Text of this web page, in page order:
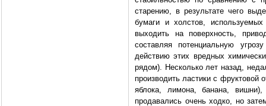
старению, в результате чего
бумаги и холстов,
выходить на поверхность,
составляя потенциальную
действию этих вредных
рядом). Несколько лет назад,
производить ластики с
яблока, лимона, банана,
продавались очень ходко, но